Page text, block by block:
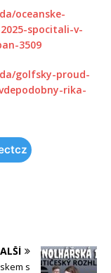
oceanske-
spocitali-v-
3509
golfsky-proud-
rika-
s